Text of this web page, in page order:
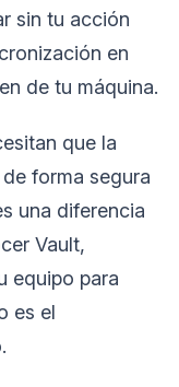
sin tu acción
en
de tu máquina.
que la
forma segura
una diferencia
Vault,
equipo para
es el